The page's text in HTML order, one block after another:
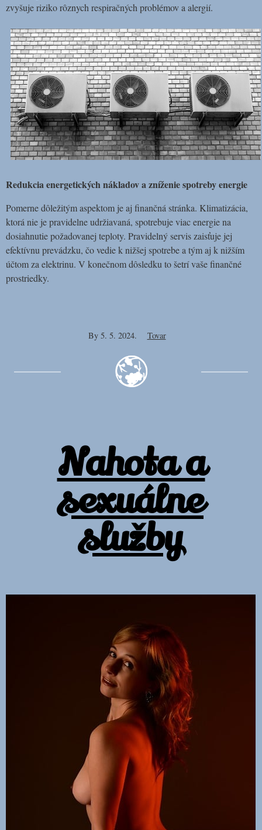
zvyšuje riziko rôznych respiračných problémov a alergií.
Redukcia energetických nákladov a zníženie spotreby energie
Pomerne dôležitým aspektom je aj finančná stránka. Klimatizácia,
ktorá nie je pravidelne udržiavaná, spotrebuje viac energie na
dosiahnutie požadovanej teploty. Pravidelný servis zaisťuje jej
efektívnu prevádzku, čo vedie k nižšej spotrebe a tým aj k nižším
účtom za elektrinu. V konečnom dôsledku to šetrí vaše finančné
prostriedky.
By 5. 5. 2024. Tovar
Nahota a
sexuálne
služby